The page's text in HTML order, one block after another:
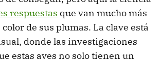
respuestas que van mucho más
de sus plumas. La clave está
donde las investigaciones
estas aves no solo tienen un